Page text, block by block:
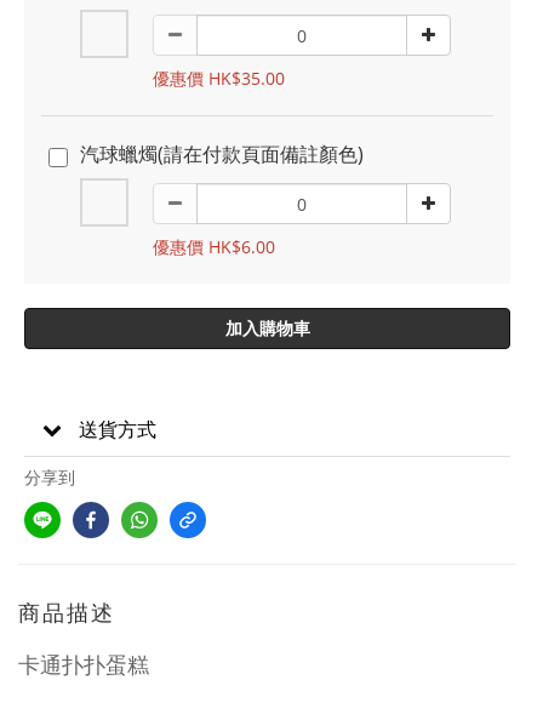
優惠價 HK$35.00
汽球蠟燭(請在付款頁面備註顏色)
優惠價 HK$6.00
加入購物車
送貨方式
分享到
商品描述
卡通扑扑蛋糕